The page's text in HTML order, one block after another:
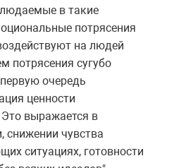
в такие
потрясения
на людей
потрясения сугубо
очередь
ценности
выражается в
снижении чувства
ситуациях, готовности